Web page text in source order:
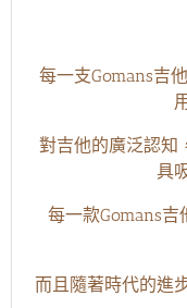
每一支Gomans吉
對吉他的廣泛認知
具
每一款Gomans
而且隨著時代的進